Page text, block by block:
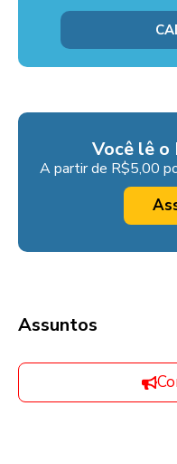
Você lê o
A partir de R$5,00
Assuntos